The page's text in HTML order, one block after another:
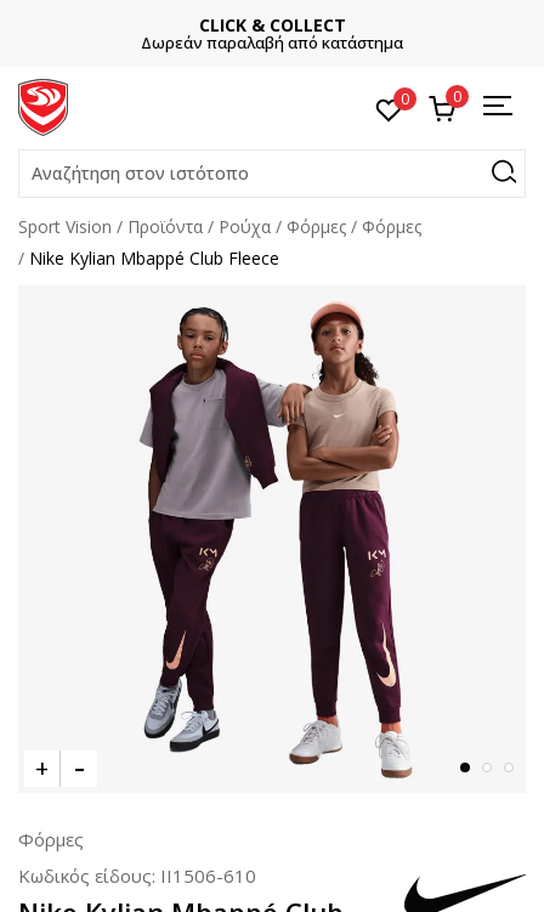
CLICK & COLLECT
Δωρεάν παραλαβή από κατάστημα
0 0
Αναζήτηση στον ιστότοπο
Sport Vision Προϊόντα Ρούχα Φόρμες
Φόρμες
Nike Kylian Mbappé Club Fleece
Φόρμες
Κωδικός είδους: II1506-610